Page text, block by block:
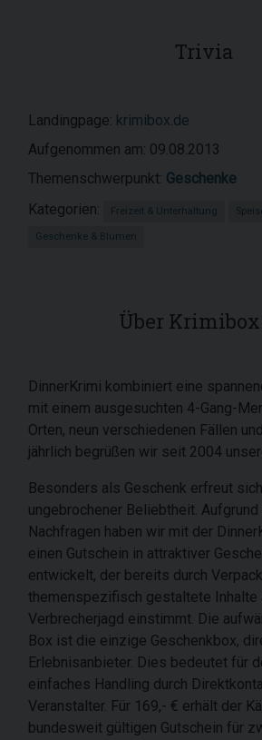
Trivia
Landingpage: krimibox.de
Aufgenommen am: 09.08.2013
Themenschwerpunkt: Geschenke
Kategorien:
Freizeit & Unterhaltung
Geschenke & Blumen
Über
DinnerKrimi kombiniert eine
mit einem ausgesuchten 4-Gang-
Orten, neun verschiedenen Fällen
jährlich begrüßen wir seit 2004
Besonders als Geschenk erfreut
ungebrochener Beliebtheit.
Nachfragen haben wir mit der
einen Gutschein in attraktiver
entwickelt, der bereits durch
themenspezifisch gestaltete Inhalte
Verbrecherjagd einstimmt. Die
Box ist die einzige Geschenkbox,
Erlebnisanbieter. Dies bedeutet für
einfaches Handling durch
Veranstalter. Für 169,- € erhält der
bundesweit gültigen Gutschein für